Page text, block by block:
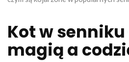
Kot w
magią a